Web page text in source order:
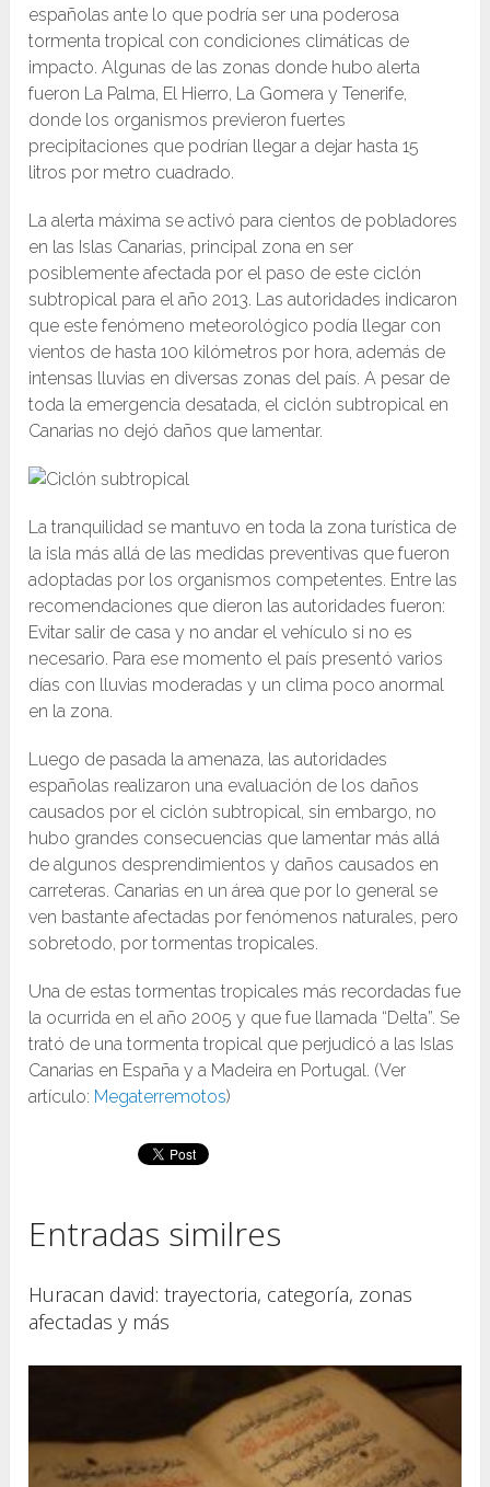
españolas ante lo que podría ser una poderosa
tormenta tropical con condiciones climáticas de
impacto. Algunas de las zonas donde hubo alerta
fueron La Palma, El Hierro, La Gomera y Tenerife,
donde los organismos previeron fuertes
precipitaciones que podrían llegar a dejar hasta 15
litros por metro cuadrado.
La alerta máxima se activó para cientos de pobladores
en las Islas Canarias, principal zona en ser
posiblemente afectada por el paso de este ciclón
subtropical para el año 2013. Las autoridades indicaron
que este fenómeno meteorológico podía llegar con
vientos de hasta 100 kilómetros por hora, además de
intensas lluvias en diversas zonas del país. A pesar de
toda la emergencia desatada, el ciclón subtropical en
Canarias no dejó daños que lamentar.
La tranquilidad se mantuvo en toda la zona turística de
la isla más allá de las medidas preventivas que fueron
adoptadas por los organismos competentes. Entre las
recomendaciones que dieron las autoridades fueron:
Evitar salir de casa y no andar el vehículo si no es
necesario. Para ese momento el país presentó varios
días con lluvias moderadas y un clima poco anormal
en la zona.
Luego de pasada la amenaza, las autoridades
españolas realizaron una evaluación de los daños
causados por el ciclón subtropical, sin embargo, no
hubo grandes consecuencias que lamentar más allá
de algunos desprendimientos y daños causados en
carreteras. Canarias en un área que por lo general se
ven bastante afectadas por fenómenos naturales, pero
sobretodo, por tormentas tropicales.
Una de estas tormentas tropicales más recordadas fue
la ocurrida en el año 2005 y que fue llamada “Delta”. Se
trató de una tormenta tropical que perjudicó a las Islas
Canarias en España y a Madeira en Portugal. (Ver
artículo: Megaterremotos)
Entradas similres
Huracan david: trayectoria, categoría, zonas
afectadas y más